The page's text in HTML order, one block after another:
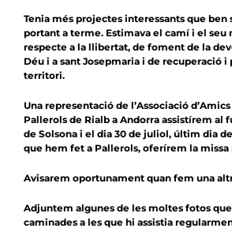
Tenia més projectes interessants que ben
portant a terme. Estimava el camí i el seu
respecte a la llibertat, de foment de la
Déu i a sant Josepmaria i de recuperació
territori.
Una representació de l’Associació
Pallerols de Rialb a Andorra assistírem al
de Solsona i el dia 30 de juliol, últim dia
que hem fet a Pallerols, oferírem la missa
Avisarem oportunament quan fem una
Adjuntem algunes de les moltes fotos
caminades a les que hi assistia